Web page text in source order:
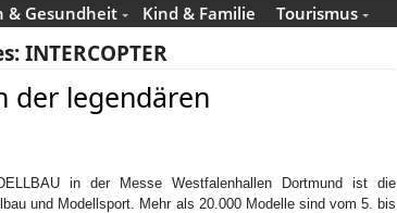
& Gesundheit Kind & Familie Tourismus
INTERCOPTER
der legendären
in der Messe Westfalenhallen Dortmund ist die
und Modellsport. Mehr als 20.000 Modelle sind vom 5. bis